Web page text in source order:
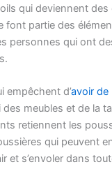
qui deviennent des
font partie des
personnes qui ont
empêchent d’avoir de
meubles et de la
retiennent les
qui peuvent
et s’envoler dans